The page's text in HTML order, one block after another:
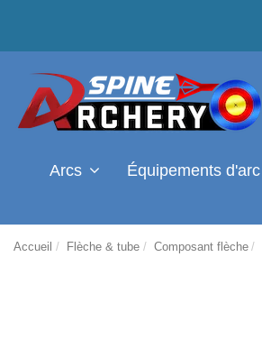
Arcs Équipements d'arc
Accueil Flèche & tube Composant flèche